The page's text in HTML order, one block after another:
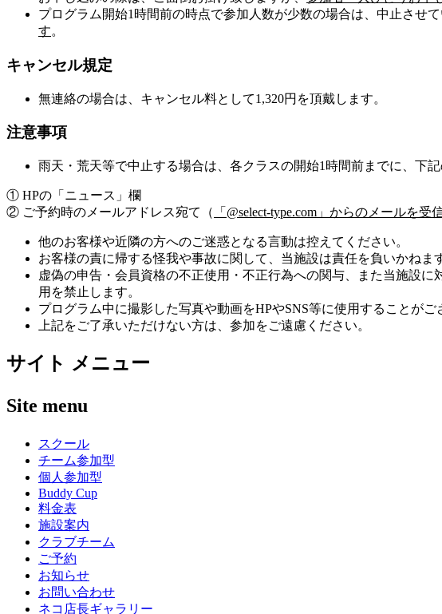
プログラム開始1時間前の時点で参加人数が少数の場合は、中止させ
す。
キャンセル規定
無連絡の場合は、キャンセル料として1,320円を頂戴します。
注意事項
雨天・荒天等で中止する場合は、各クラスの開始1時間前までに、下
① HPの「ニュース」欄
② ご予約時のメールアドレス宛て（
「@select-type.com」からのメールを
他のお客様や近隣の方へのご迷惑となる言動は控えてください。
お客様の責に帰する怪我や事故に関して、当施設は責任を負いかねま
虚偽の申告・会員資格の不正使用・不正行為への関与、また当施設
用を禁止します。
プログラム中に撮影した写真や動画をHPやSNS等に使用することが
上記をご了承いただけない方は、参加をご遠慮ください。
サイト メニュー
Site menu
スクール
チーム参加型
個人参加型
Buddy Cup
料金表
施設案内
クラブチーム
ご予約
お知らせ
お問い合わせ
ネコ店長ギャラリー